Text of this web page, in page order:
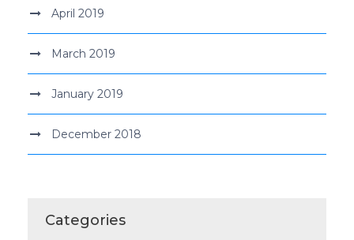
April 2019
March 2019
January 2019
December 2018
Categories